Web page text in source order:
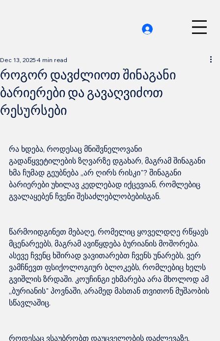
როგორ დავძლიოთ შინაგანი
ბარიერები და გავაღვიძოთ
რესურსები
Dec 13, 2025 4 min read
რა ხდება, როდესაც მნიშვნელოვანი
გადაწყვეტილების ზღვარზე დგახარ, მაგრამ შინაგანი
ხმა ჩუმად გეუბნება „არ ღირს რისკი"? შინაგანი
ბარიერები უხილავ კედლებად იქცევიან, რომლებიც
წარმოიდგინეთ მებაღე, რომელიც ყოველდღე რწყავს
მცენარეებს, მაგრამ ავიწყდება ბურიანის მოშორება.
ასევე ჩვენც ხშირად ვავითარებთ ჩვენს უნარებს, ვერ
ვამჩნევთ ფსიქოლოგიურ ბლოკებს, რომლებიც ხელს
გვიშლის ზრდაში. კოუჩინგი ეხმარება არა მხოლოდ ამ
„ბურიანის" პოვნაში, არამედ მასთან თვითონ მუშაობის
როდესაც ვსაუბრობთ დაუცველობის დაძლევაზე,